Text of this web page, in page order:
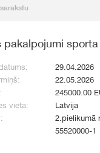
pakalpojumi
29.04.2026
22.05.2026
245000.00
vieta:
Latvija
2.pielikumā
55520000-1